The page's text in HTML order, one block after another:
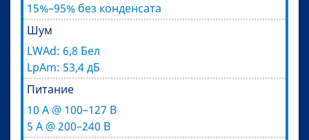
15%–95% без конденсата
Шум
LWAd: 6,8 Бел
LpAm: 53,4 дБ
Питание
10 A @ 100–127 В
5 A @ 200–240 В